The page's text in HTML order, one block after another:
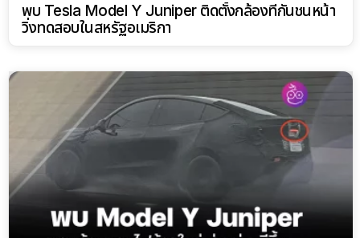
พบ Tesla Model Y Juniper ติดตั้งกล้องที่กันชนหน้า
วิ่งทดสอบในสหรัฐอเมริกา